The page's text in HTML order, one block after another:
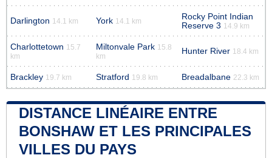
Darlington 14.1 km York 14.1 km
Rocky Point Indian
Reserve 3 14.9 km
Charlottetown 15.7
km
Miltonvale Park 15.8
km
Hunter River 18.4 km
Brackley 19.7 km Stratford 19.8 km Breadalbane 22.3 km
DISTANCE LINÉAIRE ENTRE
BONSHAW ET LES PRINCIPALES
VILLES DU PAYS